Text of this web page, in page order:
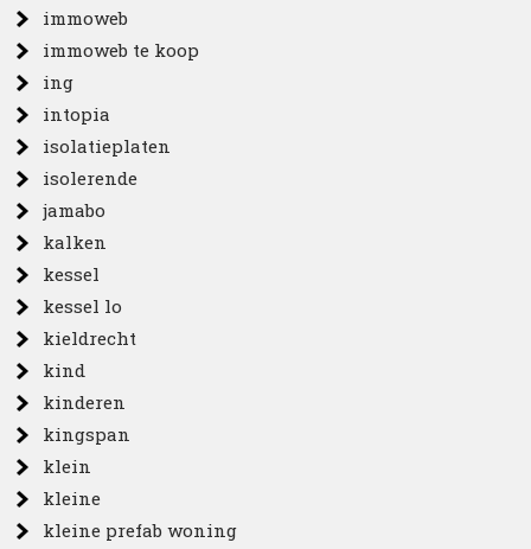
immoweb
immoweb te koop
ing
intopia
isolatieplaten
isolerende
jamabo
kalken
kessel
kessel lo
kieldrecht
kind
kinderen
kingspan
klein
kleine
kleine prefab woning